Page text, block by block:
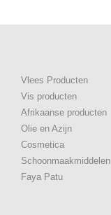
Vlees Producten
Vis producten
Afrikaanse producten
Olie en Azijn
Cosmetica
Schoonmaakmiddelen
Faya Patu